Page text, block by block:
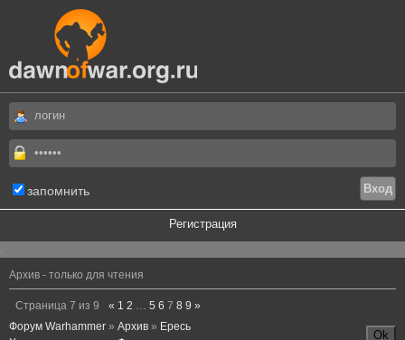
запомнить
Регистрация
.
Архив - только для чтения
Страница 7 из 9 « 1 2 … 5 6 7 8 9 »
Форум Warhammer » Архив » Ересь